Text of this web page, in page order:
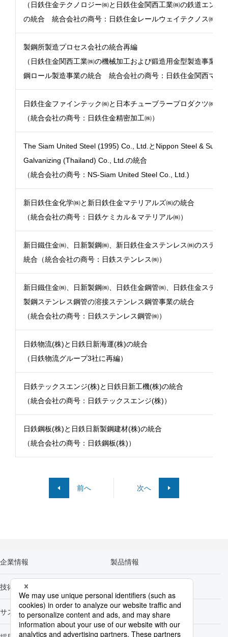
（日鉄住金テクノロジー㈱と日鉄住金関西工業㈱の鉄道エンジ
の統合 統合会社の商号：日鉄住金レールウェイテクノス㈱）
製鋼所製造プロセス会社の統合再編
（日鉄住金関西工業㈱の機械加工および鍛造用金型製造事業と
鋼ロール製造事業の統合 統合会社の商号：日鉄住金関西マシ
日鉄住金ファインテック㈱と日本チューブラープロダクツ㈱の
（統合会社の商号：日鉄住金精密加工㈱）
The Siam United Steel (1995) Co., Ltd.とNippon Steel &
Galvanizing (Thailand) Co., Ltd.の統合
（統合会社の商号：NS-Siam United Steel Co., Ltd.)
新日鉄住金化学㈱と新日鉄住金マテリアルズ㈱の統合
（統合会社の商号：日鉄ケミカル＆マテリアル㈱）
新日鐵住金㈱、日新製鋼㈱、新日鉄住金ステンレス㈱のステン
統合（統合会社の商号：日鉄ステンレス㈱）
新日鐵住金㈱、日新製鋼㈱、日鉄住金鋼管㈱、日鉄住金ステン
製鋼ステンレス鋼管の溶接ステンレス鋼管事業の統合
（統合会社の商号：日鉄ステンレス鋼管㈱）
日鉄物流(株)と日鉄日新海運(株)の統合
（日鉄物流グループ3社に再編）
日鉄テックスエンジ(株)と日鉄日新工機(株)の統合
（統合会社の商号：日鉄テックスエンジ(株)）
日鉄鋼板(株)と日鉄日新製鋼建材(株)の統合
（統合会社の商号：日鉄鋼板(株)）
前へ 次へ
企業情報 製品情報
技術開発
サステナビリティ 株主・投資家情報